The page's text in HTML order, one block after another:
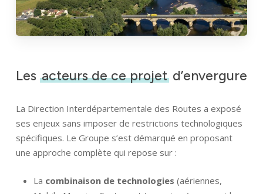
Les acteurs de ce projetd’envergure
La Direction Interdépartementale des Routes a exposé
ses enjeux sans imposer de restrictions technologiques
spécifiques. Le Groupe s’est démarqué en proposant
une approche complète qui repose sur :
La combinaison de technologies (aériennes,